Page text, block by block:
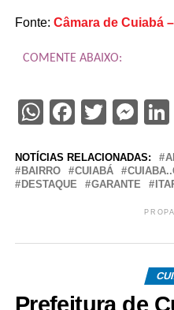
Fonte: Câmara de Cuiabá
COMENTE ABAIXO:
WhatsApp
NOTÍCIAS RELACIONADAS:
BAIRRO
CUIABÁ
DESTAQUE
GARANTE
Prefeitura de